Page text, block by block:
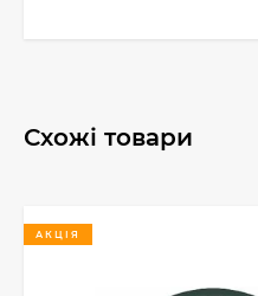
Схожі товари
АКЦІЯ